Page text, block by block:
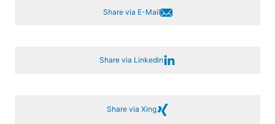
Share via E-Mail
Share via Linkedin
Share via Xing